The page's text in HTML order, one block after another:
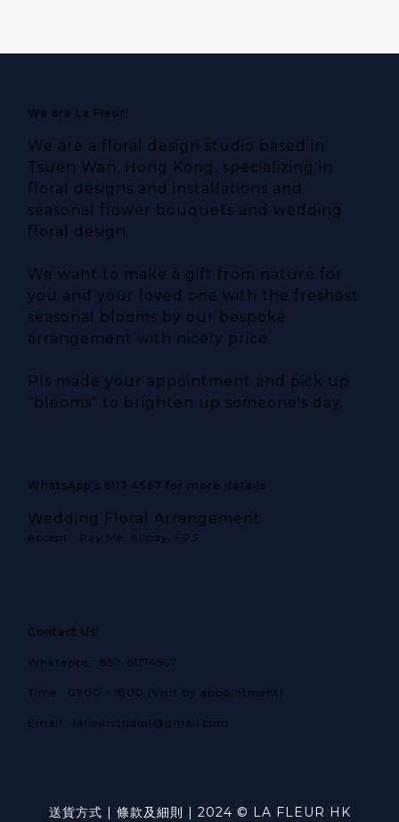
We are La Fleur!
We are a floral design studio based in
Tsuen Wan, Hong Kong, specializing in
floral designs and installations and
seasonal flower bouquets and wedding
floral design.
We want to make a gift from nature for
you and your loved one with the freshest
seasonal blooms by our bespoke
arrangement with nicely price.
Pls made your appointment and pick up
"blooms" to brighten up someone's day.
WhatsApp's 6117 4567 for more details
Wedding Floral Arrangement
Accept : Pay Me, Alipay, FPS
Contact Us!
Whatapps : 852-61174567
Time : 0900 - 1800 (Visit by appointment)
Email : lafleurstudio1@gmail.com
送貨方式 | 條款及細則 | 2024 © LA FLEUR HK